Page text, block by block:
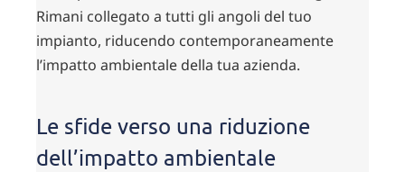
Rimani collegato a tutti gli angoli del tuo
impianto, riducendo contemporaneamente
l’impatto ambientale della tua azienda.
Le sfide verso una riduzione
dell’impatto ambientale